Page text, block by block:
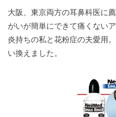
大阪、東京両方の耳鼻科医に
がいが簡単にできて痛くない
炎持ちの私と花粉症の夫愛用
い換えました。